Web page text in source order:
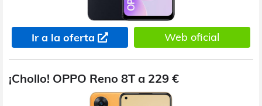
Ir a la oferta Web oficial
¡Chollo! OPPO Reno 8T a 229 €